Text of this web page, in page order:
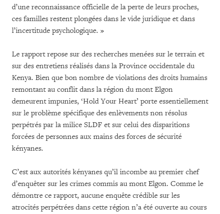
d’une reconnaissance officielle de la perte de leurs proches,
ces familles restent plongées dans le vide juridique et dans
l’incertitude psychologique. »
Le rapport repose sur des recherches menées sur le terrain et
sur des entretiens réalisés dans la Province occidentale du
Kenya. Bien que bon nombre de violations des droits humains
remontant au conflit dans la région du mont Elgon
demeurent impunies, ‘Hold Your Heart’ porte essentiellement
sur le problème spécifique des enlèvements non résolus
perpétrés par la milice SLDF et sur celui des disparitions
forcées de personnes aux mains des forces de sécurité
kényanes.
C’est aux autorités kényanes qu’il incombe au premier chef
d’enquêter sur les crimes commis au mont Elgon. Comme le
démontre ce rapport, aucune enquête crédible sur les
atrocités perpétrées dans cette région n’a été ouverte au cours